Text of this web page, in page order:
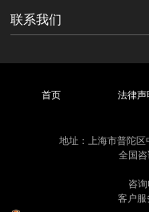
联系我们
首页 法律声
地址：上海市普陀区
全国咨
咨询
客户服